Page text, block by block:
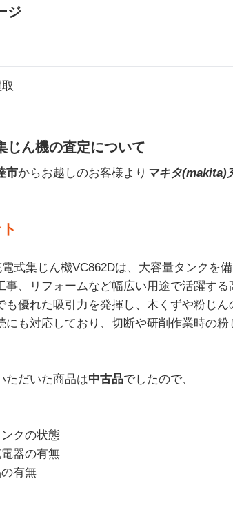
ジ
じん機の査定について
市からお越しのお客様より マキタ(makita)
式集じん機VC862Dは、大容量タンクを
事、リフォームなど幅広い用途で活躍する
も優れた吸引力を発揮し、木くずや粉じん
にも対応しており、切断や研削作業時の
ただいた商品は中古品でしたので、
クの状態
器の有無
有無